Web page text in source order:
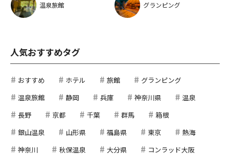
温泉旅館 グランピング
人気おすすめタグ
おすすめ ホテル 旅館
グランピング
温泉旅館
静岡 兵庫 神奈川県
温泉
長野
京都 千葉 群馬
箱根
銀山温泉
山形県 福島県 東京
熱海
神奈川
秋保温泉 大分県
コンラッド大阪